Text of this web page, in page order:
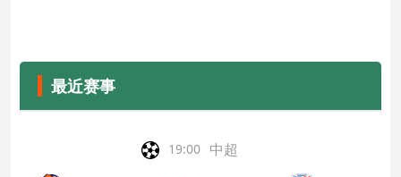
最近赛事
19:00 中超